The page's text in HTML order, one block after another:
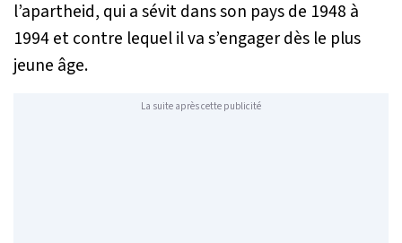
l’apartheid, qui a sévit dans son pays de 1948 à
1994 et contre lequel il va s’engager dès le plus
jeune âge.
La suite après cette publicité